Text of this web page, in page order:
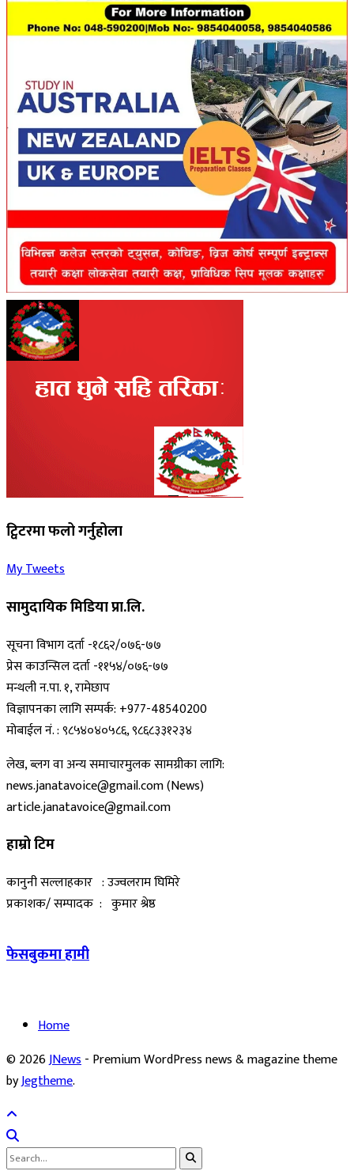
ट्विटरमा फलो गर्नुहोला
My Tweets
सामुदायिक मिडिया प्रा.लि.
सूचना विभाग दर्ता -१८६२/०७६-७७
प्रेस काउन्सिल दर्ता -११५४/०७६-७७
मन्थली न.पा. १, रामेछाप
विज्ञापनका लागि सम्पर्क: +977-48540200
मोबाईल नं. : ९८५४०४०५८६, ९८६८३३१२३४
लेख, ब्लग वा अन्य समाचारमुलक सामग्रीका लागि:
news.janatavoice@gmail.com (News)
article.janatavoice@gmail.com
हाम्रो टिम
कानुनी सल्लाहकार : उज्वलराम घिमिरे
प्रकाशक/ सम्पादक : कुमार श्रेष्ठ
फेसबुकमा हामी
Home
© 2026JNews- Premium WordPress news & magazine theme
byJegtheme.